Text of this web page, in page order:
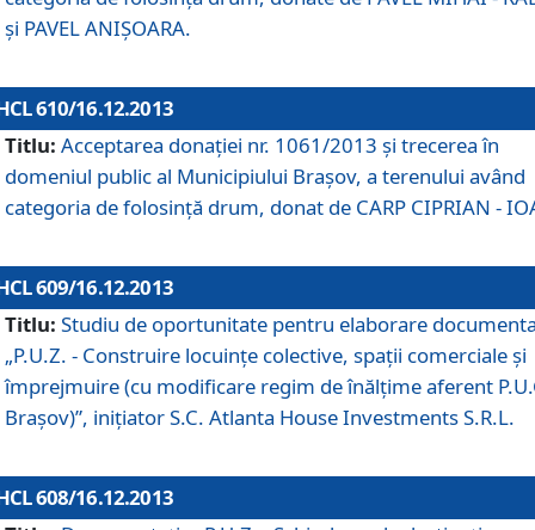
şi PAVEL ANIŞOARA.
610/16.12.2013
Titlu: Acceptarea donaţiei nr. 1061/2013 şi trecerea în
domeniul public al Municipiului Braşov, a terenului având
categoria de folosinţă drum, donat de CARP CIPRIAN -
609/16.12.2013
Titlu: Studiu de oportunitate pentru elaborare
„P.U.Z. - Construire locuinţe colective, spaţii comerciale şi
împrejmuire (cu modificare regim de înălţime aferent
Braşov)”, iniţiator S.C. Atlanta House Investments S.R.L.
608/16.12.2013